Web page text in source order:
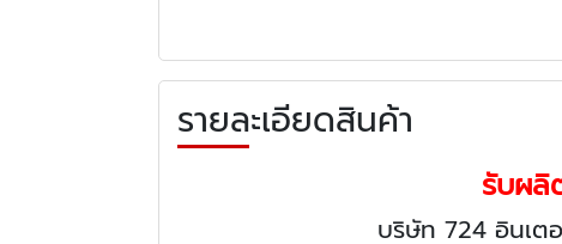
รายละเอียดสินค้า
รับผลิ
บริษัท 724 อินเต